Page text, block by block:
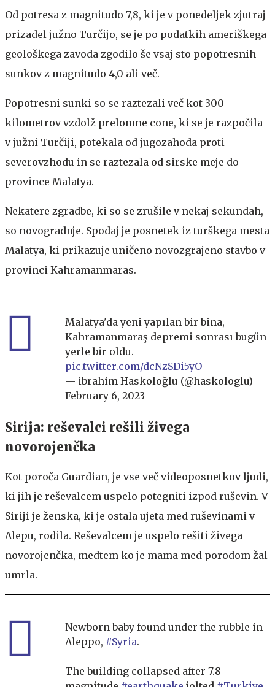
Od potresa z magnitudo 7,8, ki je v ponedeljek zjutraj
prizadel južno Turčijo, se je po podatkih ameriškega
geološkega zavoda zgodilo še vsaj sto popotresnih
sunkov z magnitudo 4,0 ali več.
Popotresni sunki so se raztezali več kot 300
kilometrov vzdolž prelomne cone, ki se je razpočila
v južni Turčiji, potekala od jugozahoda proti
severovzhodu in se raztezala od sirske meje do
province Malatya.
Nekatere zgradbe, ki so se zrušile v nekaj sekundah,
so novogradnje. Spodaj je posnetek iz turškega mesta
Malatya, ki prikazuje uničeno novozgrajeno stavbo v
provinci Kahramanmaras.
Malatya'da yeni yapılan bir bina,
Kahramanmaraş depremi sonrası bugün
yerle bir oldu.
pic.twitter.com/dcNzSDi5yO
— ibrahim Haskoloğlu (@haskologlu)
February 6, 2023
Sirija: reševalci rešili živega
novorojenčka
Kot poroča Guardian, je vse več videoposnetkov ljudi,
ki jih je reševalcem uspelo potegniti izpod ruševin. V
Siriji je ženska, ki je ostala ujeta med ruševinami v
Alepu, rodila. Reševalcem je uspelo rešiti živega
novorojenčka, medtem ko je mama med porodom žal
umrla.
Newborn baby found under the rubble in
Aleppo, #Syria.
The building collapsed after 7.8